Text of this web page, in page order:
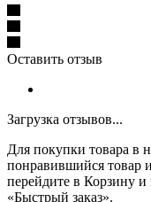
Оставить отзыв
Загрузка отзывов...
Для покупки товара в
понравившийся товар
перейдите в Корзину
«Быстрый заказ».